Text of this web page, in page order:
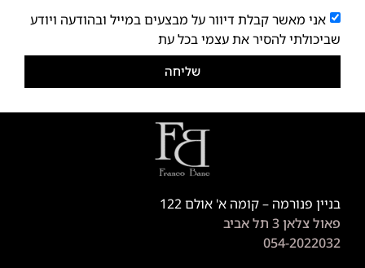
אני מאשר קבלת דיוור על מבצעים במייל ובהודעה ויודע
שביכולתי להסיר את עצמי בכל עת
שליחה
בניין פנורמה – קומה א' אולם 122
פאול צלאן 3 תל אביב
054-2022032